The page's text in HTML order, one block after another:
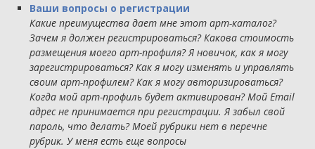
Ваши вопросы о регистрации
Какие преимущества дает мне этот арт-каталог?
Зачем я должен регистрироваться? Какова стоимость
размещения моего арт-профиля? Я новичок, как я могу
зарегистрироваться? Как я могу изменять и управлять
своим арт-профилем? Как я могу авторизироваться?
Когда мой арт-профиль будет активирован? Мой Email
адрес не принимается при регистрации. Я забыл свой
пароль, что делать? Моей рубрики нет в перечне
рубрик. У меня есть еще вопросы